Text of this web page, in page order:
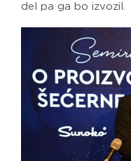
del pa ga bo izvozil.